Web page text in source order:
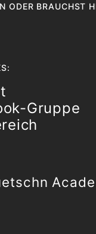
ODER BRAUCHST
Gruppe